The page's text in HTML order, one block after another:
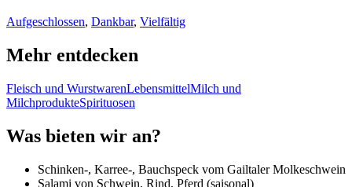
Aufgeschlossen, Dankbar, Vielfältig
Mehr entdecken
Fleisch und WurstwarenLebensmittelMilch und
MilchprodukteSpirituosen
Was bieten wir an?
Schinken-, Karree-, Bauchspeck vom Gailtaler Molkeschwein
Salami von Schwein, Rind, Pferd (saisonal)